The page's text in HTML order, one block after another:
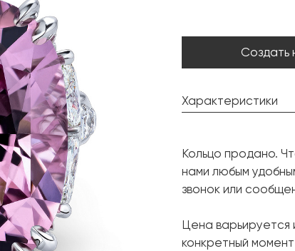
Создать
Характеристики
Форма огранки:
Бриллиант:
Металл:
Размер:
Кольцо продано.
нами любым
звонок или
Цена варьируется
конкретный